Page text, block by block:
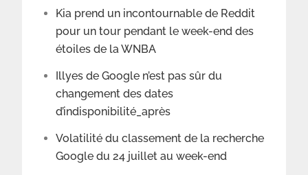
Kia prend un incontournable de Reddit
pour un tour pendant le week-end des
étoiles de la WNBA
Illyes de Google n’est pas sûr du
changement des dates
d’indisponibilité_après
Volatilité du classement de la recherche
Google du 24 juillet au week-end